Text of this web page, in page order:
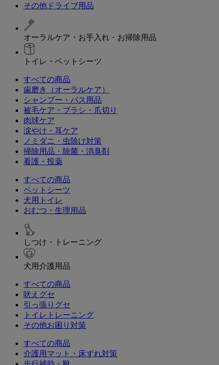
その他ドライブ用品
オーラルケア・お手入れ・お掃除用品
トイレ・ペットシーツ
すべての商品
歯磨き（オーラルケア）
シャンプー・バス用品
被毛ケア・ブラシ・爪切り
肉球ケア
涙やけ・耳ケア
ノミダニ・虫除け対策
掃除用品・除菌・消臭剤
看護・投薬
すべての商品
ペットシーツ
犬用トイレ
おむつ・生理用品
しつけ・トレーニング
犬用介護用品
すべての商品
吠えグセ
引っ張りグセ
トイレトレーニング
その他お困り対策
すべての商品
介護用マット・床ずれ対策